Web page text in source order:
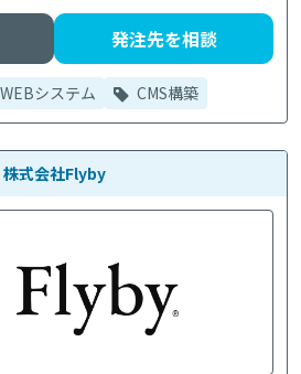
発注先を相談
WEBシステム CMS構築
株式会社Flyby